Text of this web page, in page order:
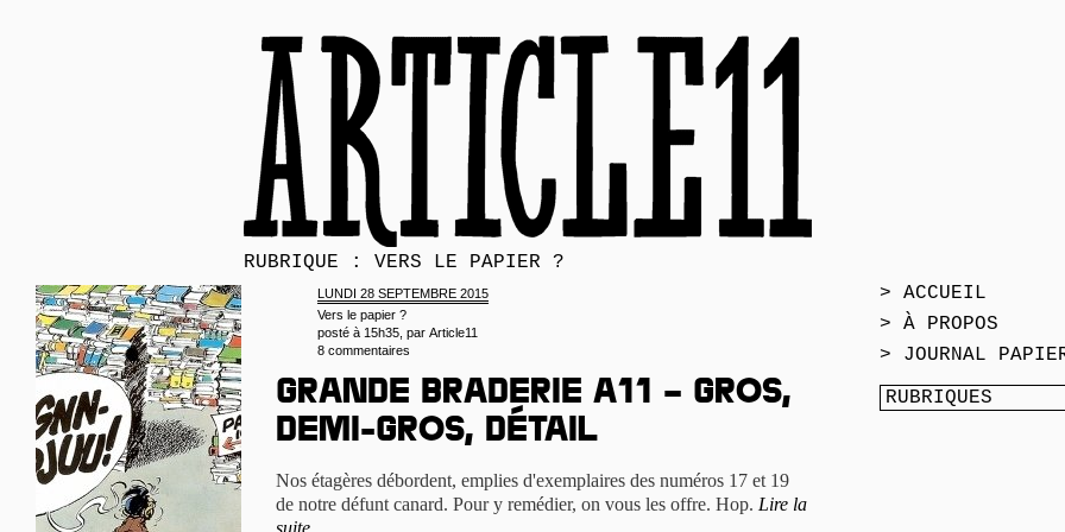
RUBRIQUE : VERS LE PAPIER ?
LUNDI 28 SEPTEMBRE 2015
Vers le papier ?
posté à 15h35, par Article11
8 commentaires
Grande braderie A11 – gros,
demi-gros, détail
Nos étagères débordent, emplies d'exemplaires des numéros 17 et 19
de notre défunt canard. Pour y remédier, on vous les offre. Hop. Lire la
suite
> ACCUEIL
> À PROPOS
> JOURNAL